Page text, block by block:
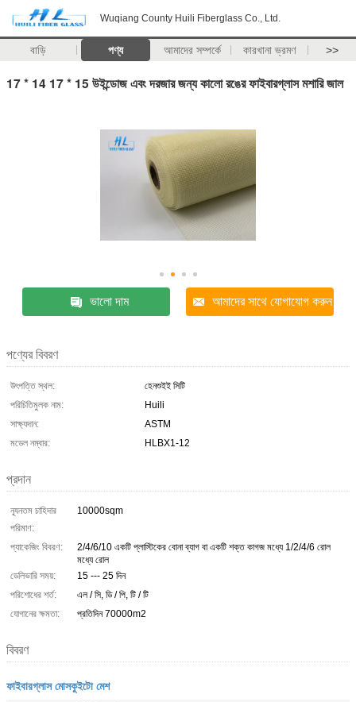
Wuqiang County Huili Fiberglass Co., Ltd.
বাড়ি পণ্য আমাদের সম্পর্কে কারখানা ভ্রমণ >>
17 * 14 17 * 15 উইন্ডোজ এবং দরজার জন্য কালো রঙের ফাইবারগ্লাস মশারি জাল
ভালো দাম আমাদের সাথে যোগাযোগ করুন
পণ্যের বিবরণ
উৎপত্তি স্থল:
হেনশুইই সিটি
পরিচিতিমুলক নাম:
Huili
সাক্ষ্যদান:
ASTM
মডেল নম্বার:
HLBX1-12
প্রদান
ন্যূনতম চাহিদার
পরিমাণ:
10000sqm
প্যাকেজিং বিবরণ:
2/4/6/10 একটি প্লাস্টিকের বোনা ব্যাগ বা একটি শক্ত কাগজ মধ্যে 1/2/4/6 রোল
মধ্যে রোল
ডেলিভারি সময়:
15 --- 25 দিন
পরিশোধের শর্ত:
এল / সি, ডি / পি, টি / টি
যোগানের ক্ষমতা:
প্রতিদিন 70000m2
বিবরণ
ফাইবারগ্লাস মোসকুইটো মেশ